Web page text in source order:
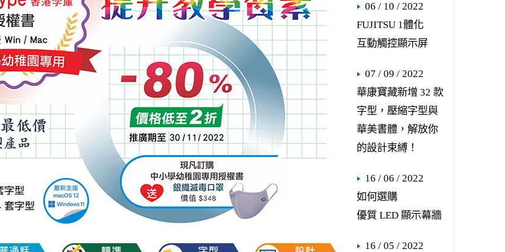
06 / 10 / 2022
FUJITSU 1體化
互動觸控顯示屏
07 / 09 / 2022
華康寶藏新增 32 款
字型，壓縮字型與
華美書體，解放你
的設計束縛！
16 / 06 / 2022
如何選購
優質 LED 顯示幕牆
16 / 05 / 2022